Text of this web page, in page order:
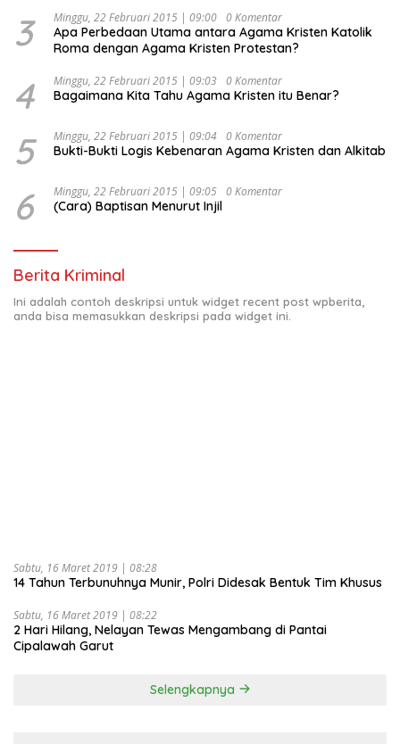
Indonesia Emas 2045”,
3 Minggu, 22 Februari 2015 | 09:00 0 Komentar
Apa Perbedaan Utama antara Agama Kristen Katolik
Roma dengan Agama Kristen Protestan?
4 Minggu, 22 Februari 2015 | 09:03 0 Komentar
Bagaimana Kita Tahu Agama Kristen itu Benar?
5 Minggu, 22 Februari 2015 | 09:04 0 Komentar
Bukti-Bukti Logis Kebenaran Agama Kristen dan Alkitab
6 Minggu, 22 Februari 2015 | 09:05 0 Komentar
(Cara) Baptisan Menurut Injil
Berita Kriminal
Ini adalah contoh deskripsi untuk widget recent post wpberita,
anda bisa memasukkan deskripsi pada widget ini.
Sabtu, 16 Maret 2019 | 08:28
14 Tahun Terbunuhnya Munir, Polri Didesak Bentuk Tim Khusus
Sabtu, 16 Maret 2019 | 08:22
2 Hari Hilang, Nelayan Tewas Mengambang di Pantai
Cipalawah Garut
Selengkapnya